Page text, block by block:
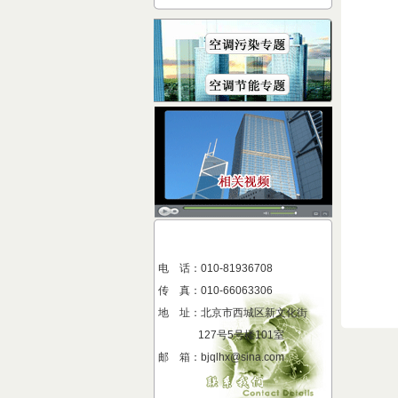
电 话：010-81936708
传 真 ： 010-66063306
地 址 ： 北京市西城区新文化街
127号5号楼101室
邮 箱：bjqlhx@sina.com